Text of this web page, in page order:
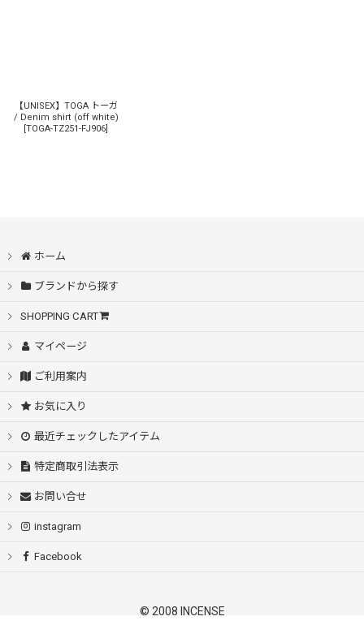
【UNISEX】TOGA トーガ
/ Denim shirt (off white)
[TOGA-TZ251-FJ906]
ホーム
ブランドから探す
SHOPPING CART
マイページ
ご利用案内
お気に入り
最近チェックしたアイテム
特定商取引法表示
お問い合せ
instagram
Facebook
© 2008 INCENSE